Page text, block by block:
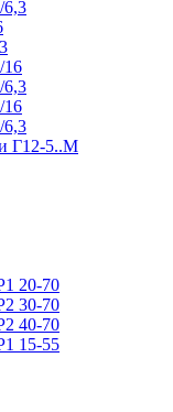
6,3
16
6,3
16
6,3
Г12-5..М
20-70
30-70
40-70
15-55